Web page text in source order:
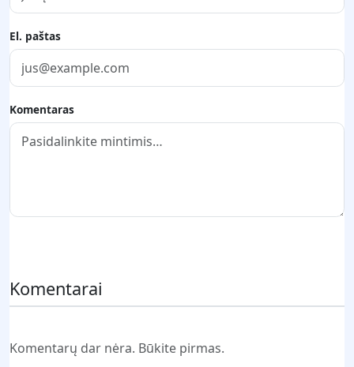
El. paštas
Komentaras
Komentarai
Komentarų dar nėra. Būkite pirmas.